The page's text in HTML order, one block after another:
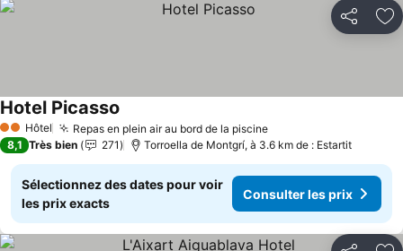
Partager
2 Étoiles
Hôtel Repas en plein air au bord de la piscineConsulter les prix
Hotel Picasso
8,1 Très bien 271 Torroella de Montgrí, à 3.6 km de : Estartit
Sélectionnez des dates pour voir
les prix exacts
Consulter les prix